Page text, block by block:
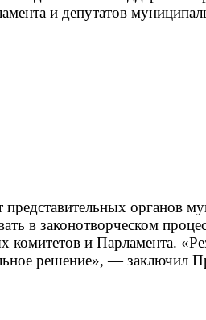
и депутатов
представительных органов
в законотворческом
комитетов и Парламента.
решение», — заключил